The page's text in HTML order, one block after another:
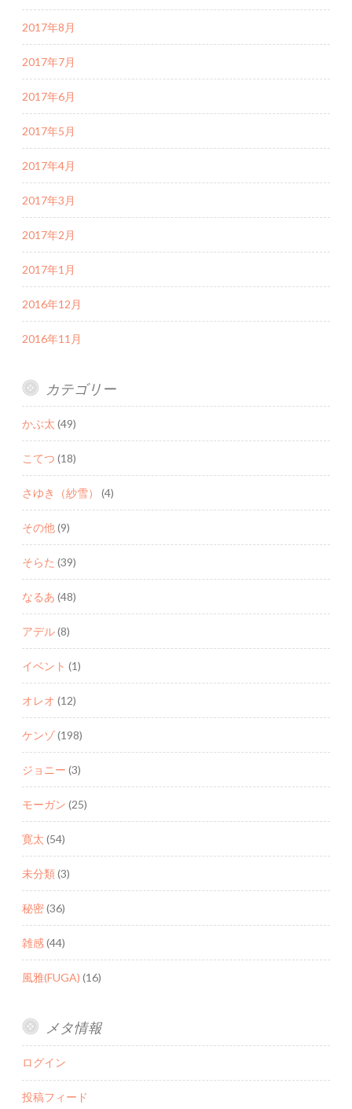
2017年8月
2017年7月
2017年6月
2017年5月
2017年4月
2017年3月
2017年2月
2017年1月
2016年12月
2016年11月
カテゴリー
かぶ太 (49)
こてつ (18)
さゆき（紗雪） (4)
その他(9)
そらた (39)
なるあ (48)
アデル(8)
イベント (1)
オレオ (12)
ケンゾ(198)
ジョニー (3)
モーガン (25)
寛太 (54)
未分類(3)
秘密(36)
雑感(44)
風雅(FUGA) (16)
メタ情報
ログイン
投稿フィード